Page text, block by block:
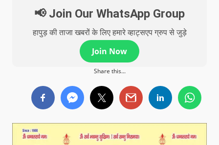
📢 Join Our WhatsApp Group
हापुड़ की ताजा खबरों के लिए हमारे व्हाट्सएप ग्रुप से जुड़े
Join Now
Share this...